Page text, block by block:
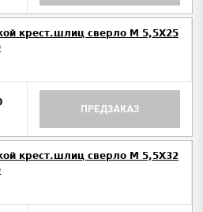
крест.шлиц сверло М 5,5Х25
ПРЕДЗАКАЗ
крест.шлиц сверло М 5,5Х32